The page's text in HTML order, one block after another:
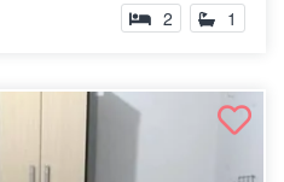
2 1